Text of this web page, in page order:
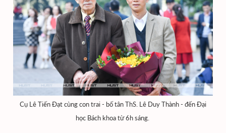
Cụ Lê Tiến Đạt cùng con trai - bố tân ThS. Lê Duy Thành - đến Đại
học Bách khoa từ 6h sáng.